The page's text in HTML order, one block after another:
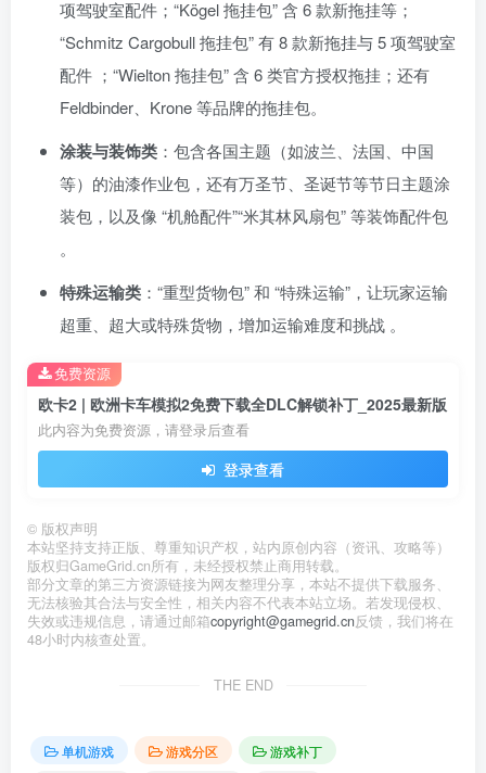
项驾驶室配件；“Kögel 拖挂包” 含 6 款新拖挂等；
“Schmitz Cargobull 拖挂包” 有 8 款新拖挂与 5 项驾驶室
配件 ；“Wielton 拖挂包” 含 6 类官方授权拖挂；还有
Feldbinder、Krone 等品牌的拖挂包。
涂装与装饰类 ：包含各国主题（如波兰、法国、中国
等）的油漆作业包，还有万圣节、圣诞节等节日主题涂
装包，以及像 “机舱配件”“米其林风扇包” 等装饰配件包
。
特殊运输类 ：“重型货物包” 和 “特殊运输”，让玩家运输
超重、超大或特殊货物，增加运输难度和挑战 。
欧卡2 | 欧洲卡车模拟2免费下载全DLC解锁补丁_2025最新版
此内容为免费资源，请登录后查看
登录查看
免费资源
© 版权声明
本站坚持支持正版、尊重知识产权，站内原创内容（资讯、攻略等）
版权归GameGrid.cn所有，未经授权禁止商用转载。
部分文章的第三方资源链接为网友整理分享，本站不提供下载服务、
无法核验其合法与安全性，相关内容不代表本站立场。若发现侵权、
失效或违规信息，请通过邮箱copyright@gamegrid.cn反馈，我们将在
48小时内核查处置。
THE END
单机游戏 游戏分区
游戏补丁